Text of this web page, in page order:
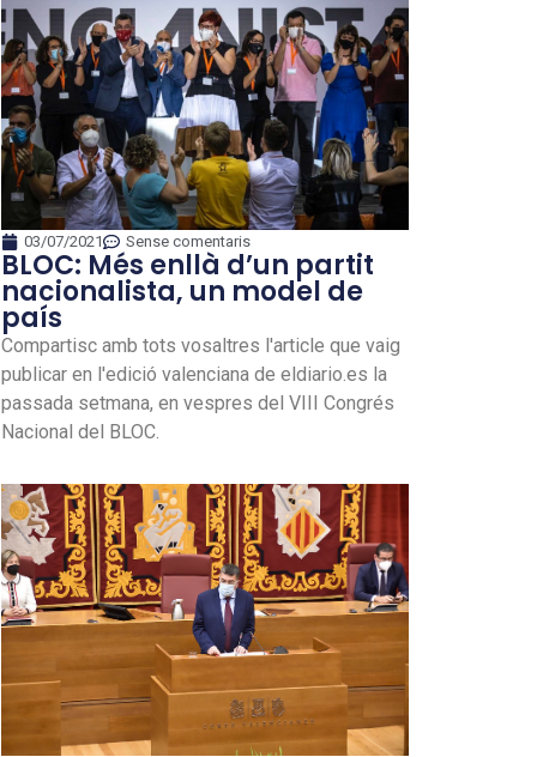
03/07/2021 Sense comentaris
BLOC: Més enllà d’un partit
nacionalista, un model de
país
Compartisc amb tots vosaltres l'article que vaig
publicar en l'edició valenciana de eldiario.es la
passada setmana, en vespres del VIII Congrés
Nacional del BLOC.